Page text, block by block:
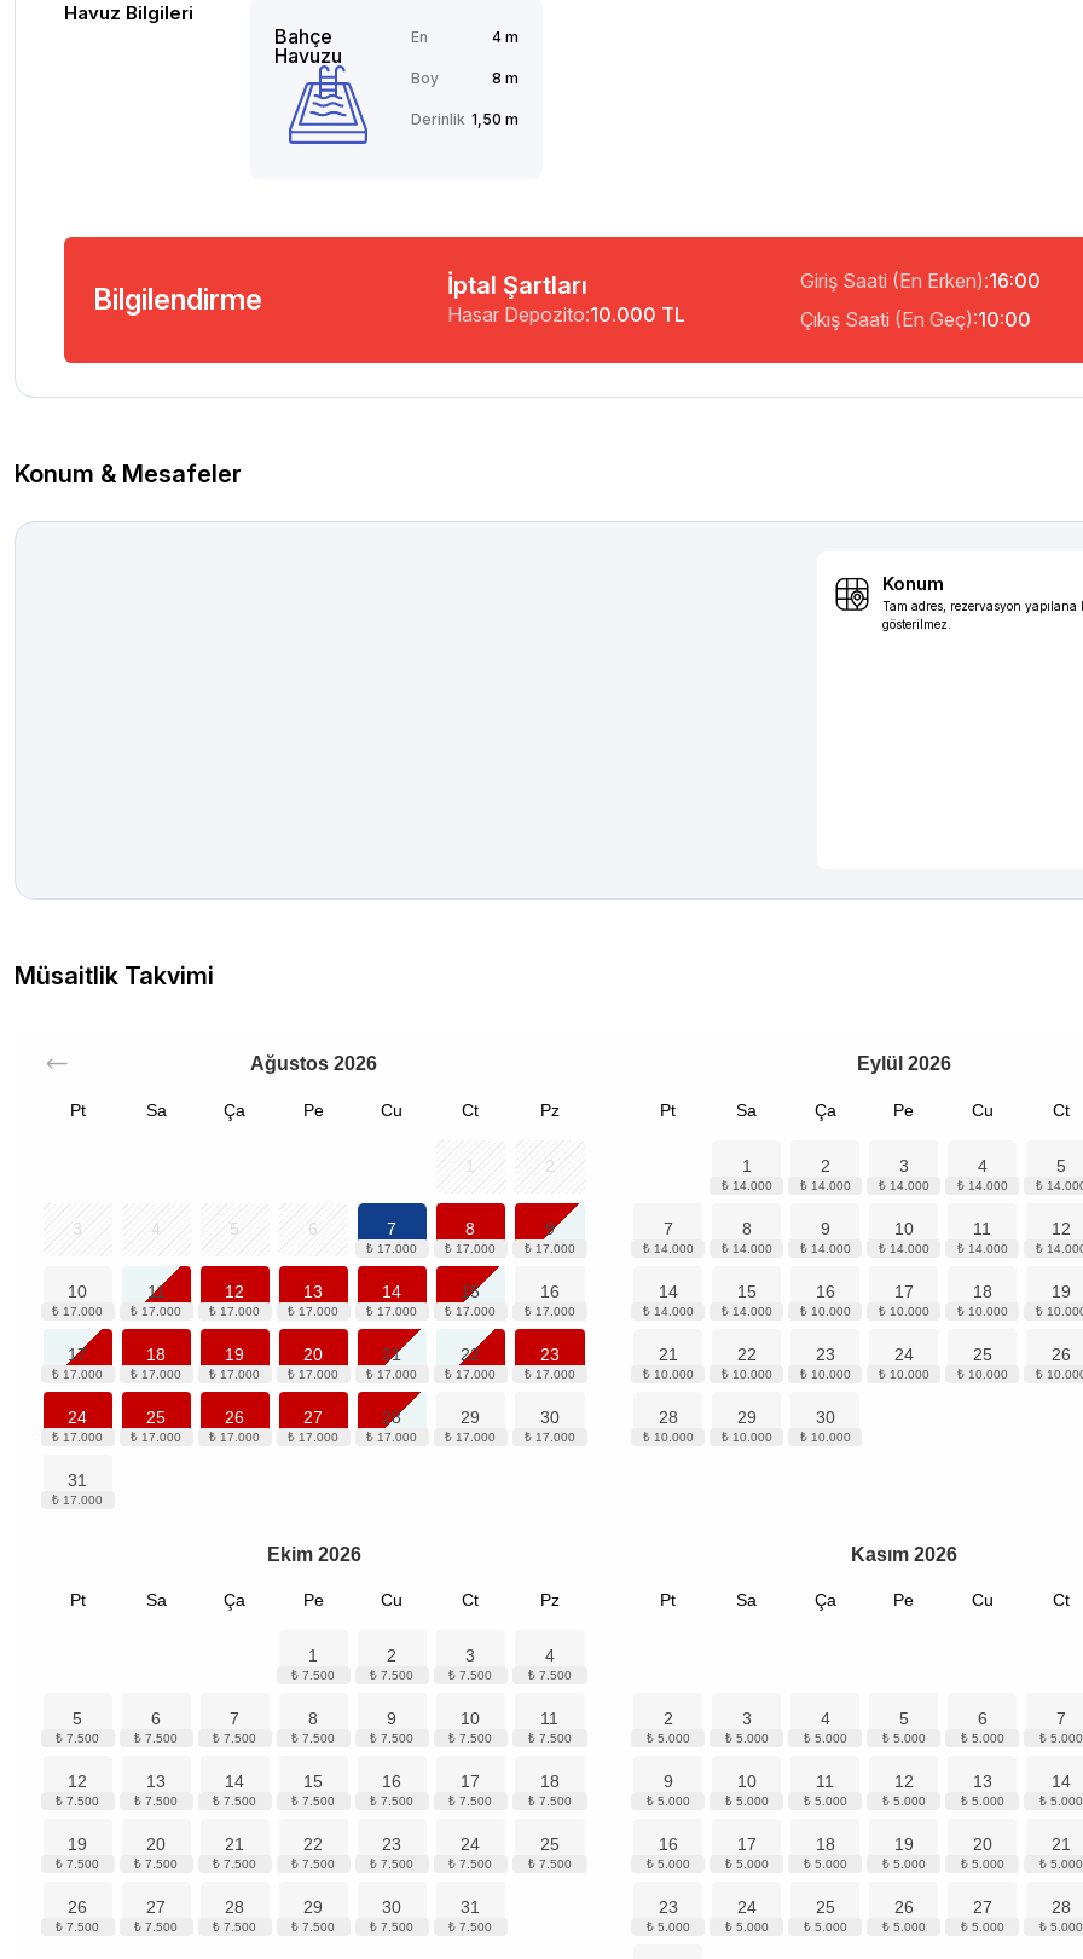
Havuz Bilgileri
Bahçe
Havuzu
En 4 m
Boy 8 m
Derinlik 1,50 m
Bilgilendirme İptal Şartları
Hasar Depozito:10.000 TL
Giriş Saati (En Erken):16:00
Çıkış Saati (En Geç):10:00
Konum & Mesafeler
Konum
Tam adres, rezervasyon yapılana
gösterilmez.
Müsaitlik Takvimi
Ağustos 2026
Pt Sa Ça Pe Cu Ct Pz
1 2
3 4 5 6 7 8 9
10 11 12 13 14 15 16
17 18 19 20 21 22 23
24 25 26 27 28 29 30
31
Eylül 2026
Pt Sa Ça Pe Cu Ct
1 2 3 4 5
7 8 9 10 11 12
14 15 16 17 18 19
21 22 23 24 25 26
28 29 30
Ekim 2026
Pt Sa Ça Pe Cu Ct Pz
1 2 3 4
5 6 7 8 9 10 11
12 13 14 15 16 17 18
19 20 21 22 23 24 25
26 27 28 29 30 31
Kasım 2026
Pt Sa Ça Pe Cu Ct
2 3 4 5 6 7
9 10 11 12 13 14
16 17 18 19 20 21
23 24 25 26 27 28